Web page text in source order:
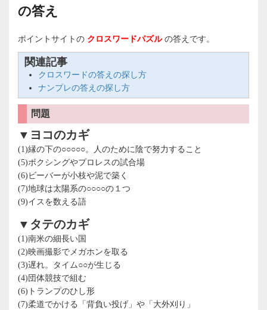
の答え
ポイントサイトの クロスワードパズルの答えです。
関連記事
クロスワードの答えの探し方
ナンプレの答えの探し方
問題
▼ヨコのカギ
(1)縁の下の○○○○○。人のために陰で努力すること
(5)ボクシングやプロレスの試合場
(6)ビーバーが小枝や泥で築く
(7)地球は太陽系の○○○○の１つ
(9)イスを数える語
▼タテのカギ
(1)南米の細長い国
(2)映画撮影でメガホンを取る
(3)遅れ。タイム○○が生じる
(4)団体競技で組む
(6)トランプのひし形
(7)柔道でかける「背負い投げ」や「大外刈り」